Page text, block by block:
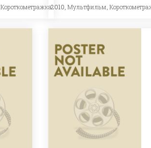
Короткометражка2010,Мультфильм,